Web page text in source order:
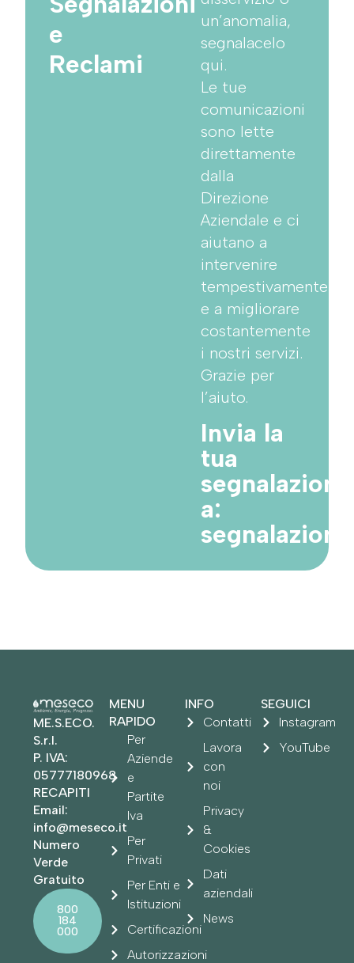
e
Reclami
un’anomalia,
segnalacelo
qui.
Le tue
comunicazioni
sono lette
direttamente
dalla
Direzione
Aziendale e ci
aiutano a
intervenire
tempestivamente
e a migliorare
costantemente
i nostri servizi.
Grazie per
l’aiuto.
Invia la
tua
segnalazione
a:
ME.S.ECO.
S.r.l.
P. IVA:
05777180968
RECAPITI
Email:
info@meseco.it
Numero
Verde
Gratuito
800
184
000
MENU
RAPIDO
Per
Aziende
e
Partite
Iva
Per
Privati
Per Enti e
Istituzioni
Certificazioni
Autorizzazioni
INFO
Contatti
Lavora
con
noi
Privacy
&
Cookies
Dati
aziendali
News
SEGUICI
Instagram
YouTube